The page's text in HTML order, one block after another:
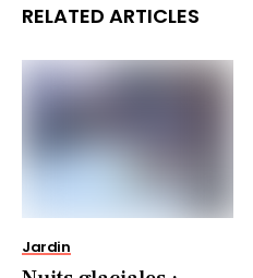
RELATED ARTICLES
Jardin